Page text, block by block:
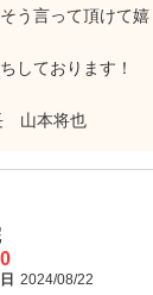
う言って頂けて嬉
しております！
山本将也
2024/08/22